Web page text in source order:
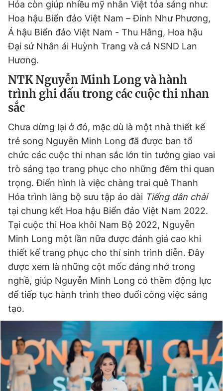
Hóa còn giúp nhiều mỹ nhân Việt tỏa sáng như:
Hoa hậu Biển đảo Việt Nam – Đinh Như Phương,
Á hậu Biển đảo Việt Nam - Thu Hằng, Hoa hậu
Đại sứ Nhân ái Huỳnh Trang và cả NSND Lan
Hương.
NTK Nguyễn Minh Long và hành
trình ghi dấu trong các cuộc thi nhan
sắc
Chưa dừng lại ở đó, mặc dù là một nhà thiết kế
trẻ song Nguyễn Minh Long đã được ban tổ
chức các cuộc thi nhan sắc lớn tin tưởng giao vai
trò sáng tạo trang phục cho những đêm thi quan
trọng. Điển hình là việc chàng trai quê Thanh
Hóa trình làng bộ sưu tập áo dài Tiếng dân chài
tại chung kết Hoa hậu Biển đảo Việt Nam 2022.
Tại cuộc thi Hoa khôi Nam Bộ 2022, Nguyễn
Minh Long một lần nữa được đánh giá cao khi
thiết kế trang phục cho thí sinh trình diễn. Đây
được xem là những cột mốc đáng nhớ trong
nghề, giúp Nguyễn Minh Long có thêm động lực
để tiếp tục hành trình theo đuổi công việc sáng
tạo.